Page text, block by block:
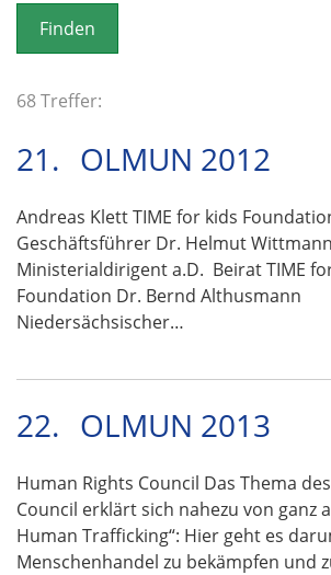
o
n
68 Treffer:
21. OLMUN 2012
Andreas Klett TIME for kids
Geschäftsführer Dr. Helmut Wittmann
Ministerialdirigent a.D. Beirat TIME
Foundation Dr. Bernd Althusmann
Niedersächsischer…
22. OLMUN 2013
Human Rights Council Das Thema
Council erklärt sich nahezu von ganz
Human Trafficking“: Hier geht es
Menschenhandel zu bekämpfen und